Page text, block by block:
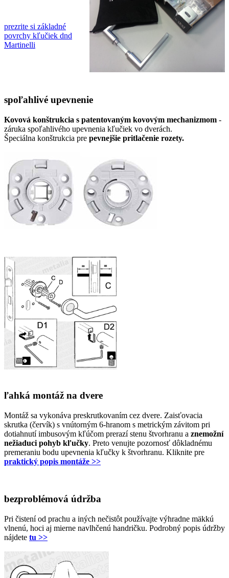
prezrite si základné
povrchy kľučiek dnd
Martinelli
spoľahlivé upevnenie
Kovová konštrukcia s patentovaným kovovým mechanizmom -
záruka spoľahlivého upevnenia kľučiek vo dverách.
Špeciálna konštrukcia pre pevnejšie pritlačenie rozety.
ľahká montáž na dvere
Montáž sa vykonáva preskrutkovaním cez dvere. Zaisťovacia
skrutka (červík) s vnútorným 6-hranom s metrickým závitom pri
dotiahnutí imbusovým kľúčom prerazí stenu štvorhranu a znemožní
nežiaduci pohyb kľučky. Preto venujte pozornosť dôkladnému
premeraniu bodu upevnenia kľučky k štvorhranu. Kliknite pre
praktický popis montáže >>
bezproblémová údržba
Pri čistení od prachu a iných nečistôt používajte výhradne mäkkú
vlnenú, hoci aj mierne navlhčenú handričku. Podrobný popis údržby
nájdete tu >>